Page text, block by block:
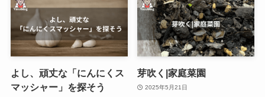
よし、頑丈な「にんにくス
マッシャー」を探そう
芽吹く|家庭菜園
2025年5月21日